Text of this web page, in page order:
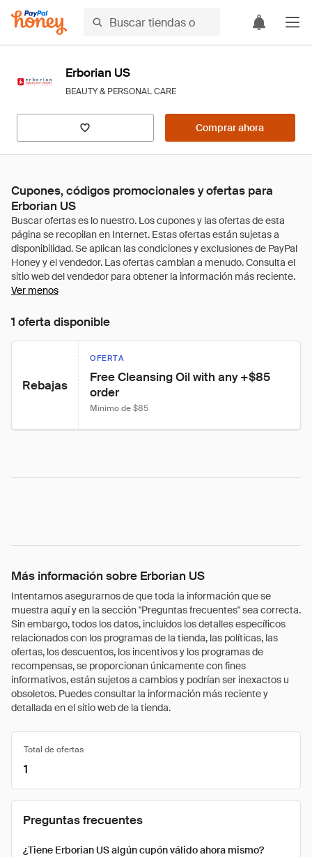
Erborian US
BEAUTY & PERSONAL CARE
Comprar ahora
Cupones, códigos promocionales y ofertas para
Erborian US
Ver menos
1 oferta disponible
Rebajas
OFERTA
Free Cleansing Oil with any +$85
order
Mínimo de $85
Más información sobre Erborian US
Intentamos asegurarnos de que toda la información que se
muestra aquí y en la sección "Preguntas frecuentes" sea correcta.
Sin embargo, todos los datos, incluidos los detalles específicos
relacionados con los programas de la tienda, las políticas, las
ofertas, los descuentos, los incentivos y los programas de
recompensas, se proporcionan únicamente con fines
informativos, están sujetos a cambios y podrían ser inexactos u
obsoletos. Puedes consultar la información más reciente y
detallada en el sitio web de la tienda.
Total de ofertas
1
Preguntas frecuentes
¿Tiene Erborian US algún cupón válido ahora mismo?